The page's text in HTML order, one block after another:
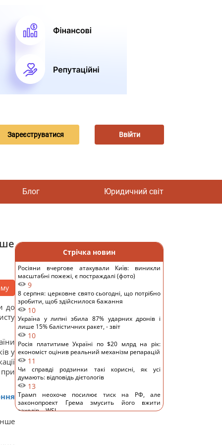
Зареєструватися Ввійти
Блог Юридичний світ
до
у
Стрічка новин
Росіяни вчергове атакували Київ: виникли
масштабні пожежі, є постраждалі (фото)
9
8 серпня: церковне свято сьогодні, що потрібно
зробити, щоб здійснилося бажання
10
Україна у липні збила 87% ударних дронів і
лише 15% балістичних ракет, - звіт
10
Росія платитиме Україні по $20 млрд на рік:
економіст оцінив реальний механізм репарацій
11
Чи справді родзинки такі корисні, як усі
думають: відповідь дієтологів
13
Трамп неохоче посилює тиск на РФ, але
законопроект Грема змусить його вжити
заходів, - WSJ